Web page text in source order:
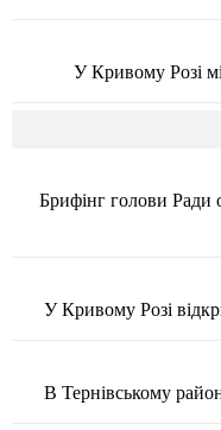
У Кривому Розі
Брифінг голови Ради
У Кривому Розі
В Тернівському